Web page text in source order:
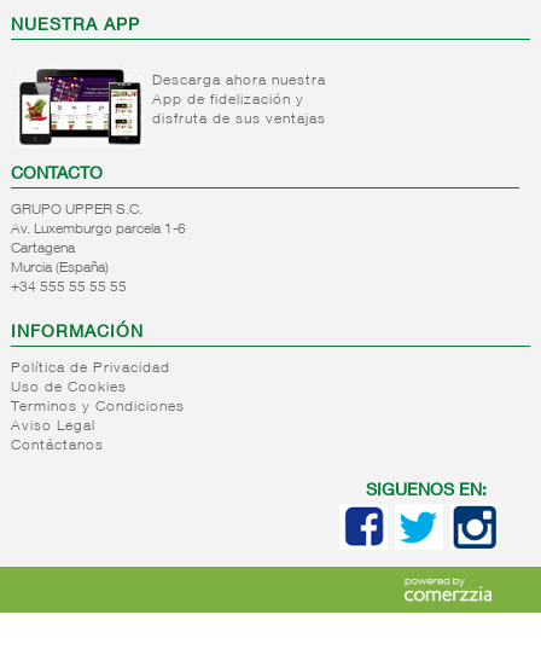
NUESTRA APP
Descarga ahora nuestra
App de fidelización y
disfruta de sus ventajas
CONTACTO
GRUPO UPPER S.C.
Av. Luxemburgo parcela 1-6
Cartagena
Murcia (España)
+34 555 55 55 55
INFORMACIÓN
Política de Privacidad
Uso de Cookies
Terminos y Condiciones
Aviso Legal
Contáctanos
SIGUENOS EN: